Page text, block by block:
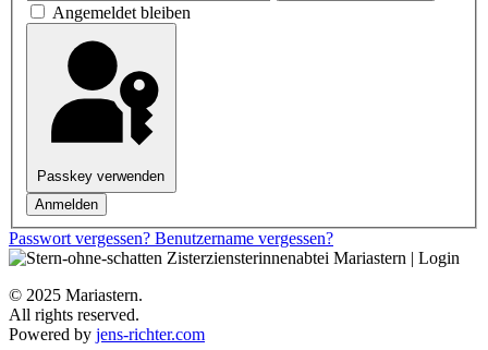
Angemeldet bleiben
Passkey verwenden
Anmelden
Passwort vergessen? Benutzername vergessen?
© 2025 Mariastern.
All rights reserved.
Powered by jens-richter.com